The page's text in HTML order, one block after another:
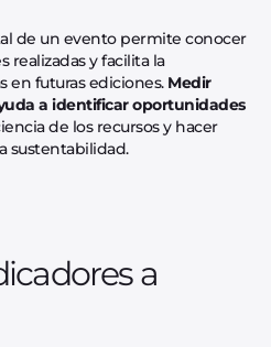
de un evento permite conocer
realizadas y facilita la
en futuras ediciones. Medir
a identificar oportunidades
de los recursos y hacer
sustentabilidad.
a